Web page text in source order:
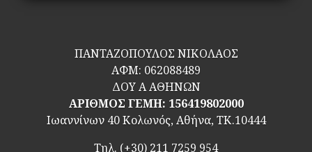
ΠΑΝΤΑΖΟΠΟΥΛΟΣ ΝΙΚΟΛΑΟΣ
ΑΦΜ: 062088489
ΔΟΥ Α ΑΘΗΝΩΝ
ΑΡΙΘΜΟΣ ΓΕΜΗ: 156419802000
Ιωαννίνων 40 Κολωνός, Αθήνα, ΤΚ.10444
Τηλ. (+30) 211 7259 954